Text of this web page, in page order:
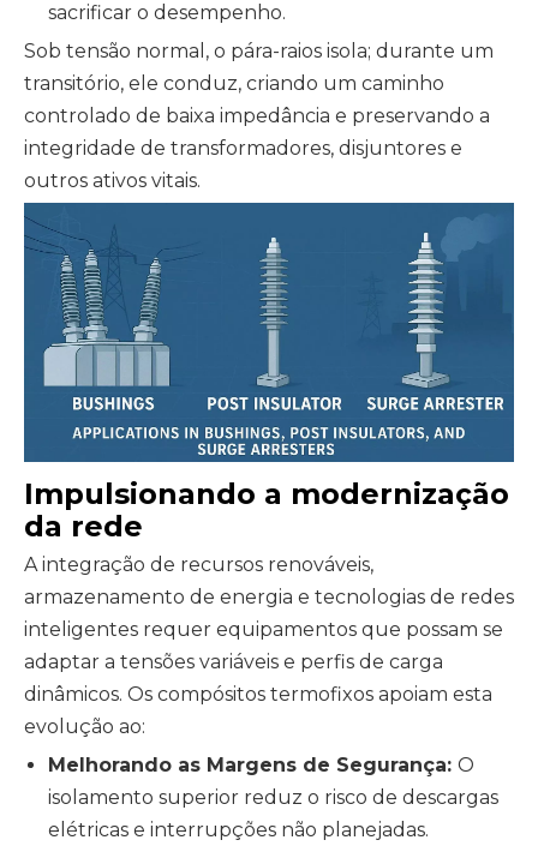
sacrificar o desempenho.
Sob tensão normal, o pára-raios isola; durante um
transitório, ele conduz, criando um caminho
controlado de baixa impedância e preservando a
integridade de transformadores, disjuntores e
outros ativos vitais.
Impulsionando a modernização
da rede
A integração de recursos renováveis,
armazenamento de energia e tecnologias de redes
inteligentes requer equipamentos que possam se
adaptar a tensões variáveis ​​e perfis de carga
dinâmicos. Os compósitos termofixos apoiam esta
evolução ao:
Melhorando as Margens de Segurança: O
isolamento superior reduz o risco de descargas
elétricas e interrupções não planejadas.